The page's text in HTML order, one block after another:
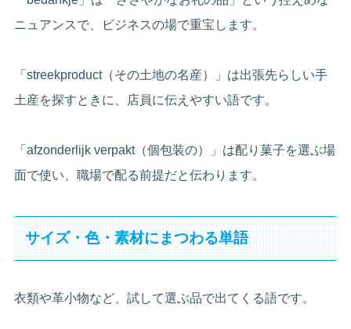
ニュアンスで、ビジネスの場で重宝します。
「streekproduct（その土地の名産）」は出張先らしい手
土産を探すときに、店員に伝えやすい語です。
「afzonderlijk verpakt（個包装の）」は配り菓子を選ぶ場
面で使い、職場で配る前提だと伝わります。
サイズ・色・素材にまつわる単語
衣類や革小物など、試して選ぶ品で出てくる語です。